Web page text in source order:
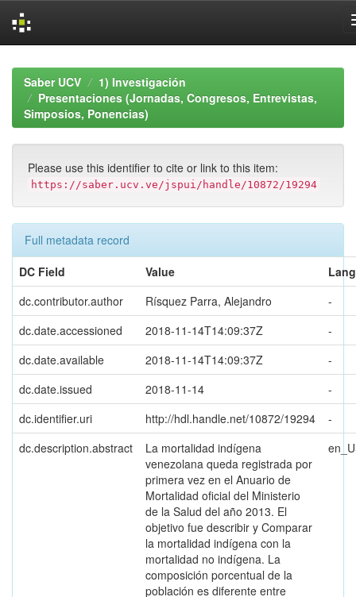
navigationSaber UCV
1) Investigación
Presentaciones (Jornadas, Congresos, Entrevistas,
Simposios, Ponencias)
Please use this identifier to cite or link to this item:
https://saber.ucv.ve/jspui/handle/10872/19294
Full metadata record
DC Field
Value
dc.contributor.author
Rísquez Parra, Alejandro
-
dc.date.accessioned
2018-11-14T14:09:37Z
-
dc.date.available
2018-11-14T14:09:37Z
-
dc.date.issued
2018-11-14
-
dc.identifier.uri
http://hdl.handle.net/10872/19294
-
dc.description.abstract
La mortalidad indígena
venezolana queda registrada por
primera vez en el Anuario de
Mortalidad oficial del Ministerio
de la Salud del año 2013. El
objetivo fue describir y Comparar
la mortalidad indígena con la
mortalidad no indígena. La
composición porcentual de la
población es diferente entre